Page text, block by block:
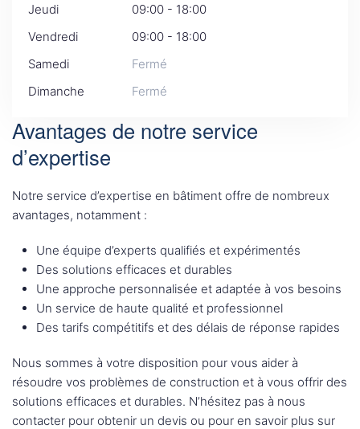
Jeudi
09:00 - 18:00
Vendredi
09:00 - 18:00
Samedi
Fermé
Dimanche
Fermé
Avantages de notre service
d’expertise
Notre service d’expertise en bâtiment offre de nombreux
avantages, notamment :
Une équipe d’experts qualifiés et expérimentés
Des solutions efficaces et durables
Une approche personnalisée et adaptée à vos besoins
Un service de haute qualité et professionnel
Des tarifs compétitifs et des délais de réponse rapides
Nous sommes à votre disposition pour vous aider à
résoudre vos problèmes de construction et à vous offrir des
solutions efficaces et durables. N’hésitez pas à nous
contacter pour obtenir un devis ou pour en savoir plus sur